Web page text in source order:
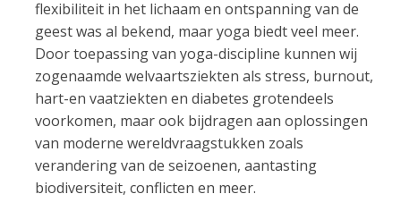
flexibiliteit in het lichaam en ontspanning van de
geest was al bekend, maar yoga biedt veel meer.
Door toepassing van yoga-discipline kunnen wij
zogenaamde welvaartsziekten als stress, burnout,
hart-en vaatziekten en diabetes grotendeels
voorkomen, maar ook bijdragen aan oplossingen
van moderne wereldvraagstukken zoals
verandering van de seizoenen, aantasting
biodiversiteit, conflicten en meer.